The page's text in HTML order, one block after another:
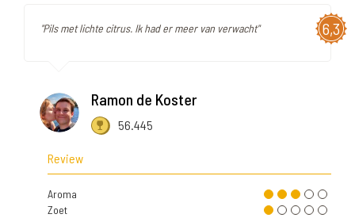
6,3
"Pils met lichte citrus. Ik had er meer van verwacht"
Ramon de Koster
56.445
Review
Aroma
Zoet